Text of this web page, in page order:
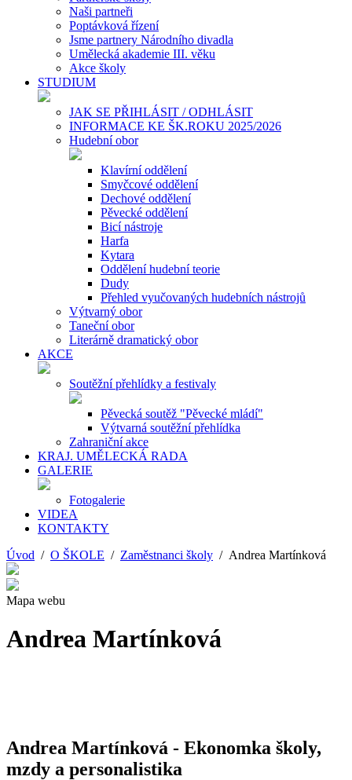
Naši partneři
Poptávková řízení
Jsme partnery Národního divadla
Umělecká akademie III. věku
Akce školy
STUDIUM
JAK SE PŘIHLÁSIT / ODHLÁSIT
INFORMACE KE ŠK.ROKU 2025/2026
Hudební obor
Klavírní oddělení
Smyčcové oddělení
Dechové oddělení
Pěvecké oddělení
Bicí nástroje
Harfa
Kytara
Oddělení hudební teorie
Dudy
Přehled vyučovaných hudebních nástrojů
Výtvarný obor
Taneční obor
Literárně dramatický obor
AKCE
Soutěžní přehlídky a festivaly
Pěvecká soutěž "Pěvecké mládí"
Výtvarná soutěžní přehlídka
Zahraniční akce
KRAJ. UMĚLECKÁ RADA
GALERIE
Fotogalerie
VIDEA
KONTAKTY
Úvod / O ŠKOLE / Zaměstnanci školy / Andrea Martínková
Mapa webu
Andrea Martínková
Andrea Martínková - Ekonomka školy,
mzdy a personalistika